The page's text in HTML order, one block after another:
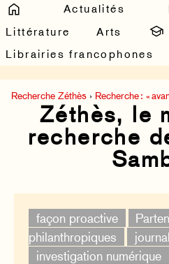
Actualités
Littérature
Arts
Librairies francophones
Recherche Zéthès › Recherche : «
Zéthès, le
recherche
façon proactive
philanthropiques
investigation numérique